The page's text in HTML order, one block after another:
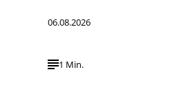
06.08.2026
1 Min.